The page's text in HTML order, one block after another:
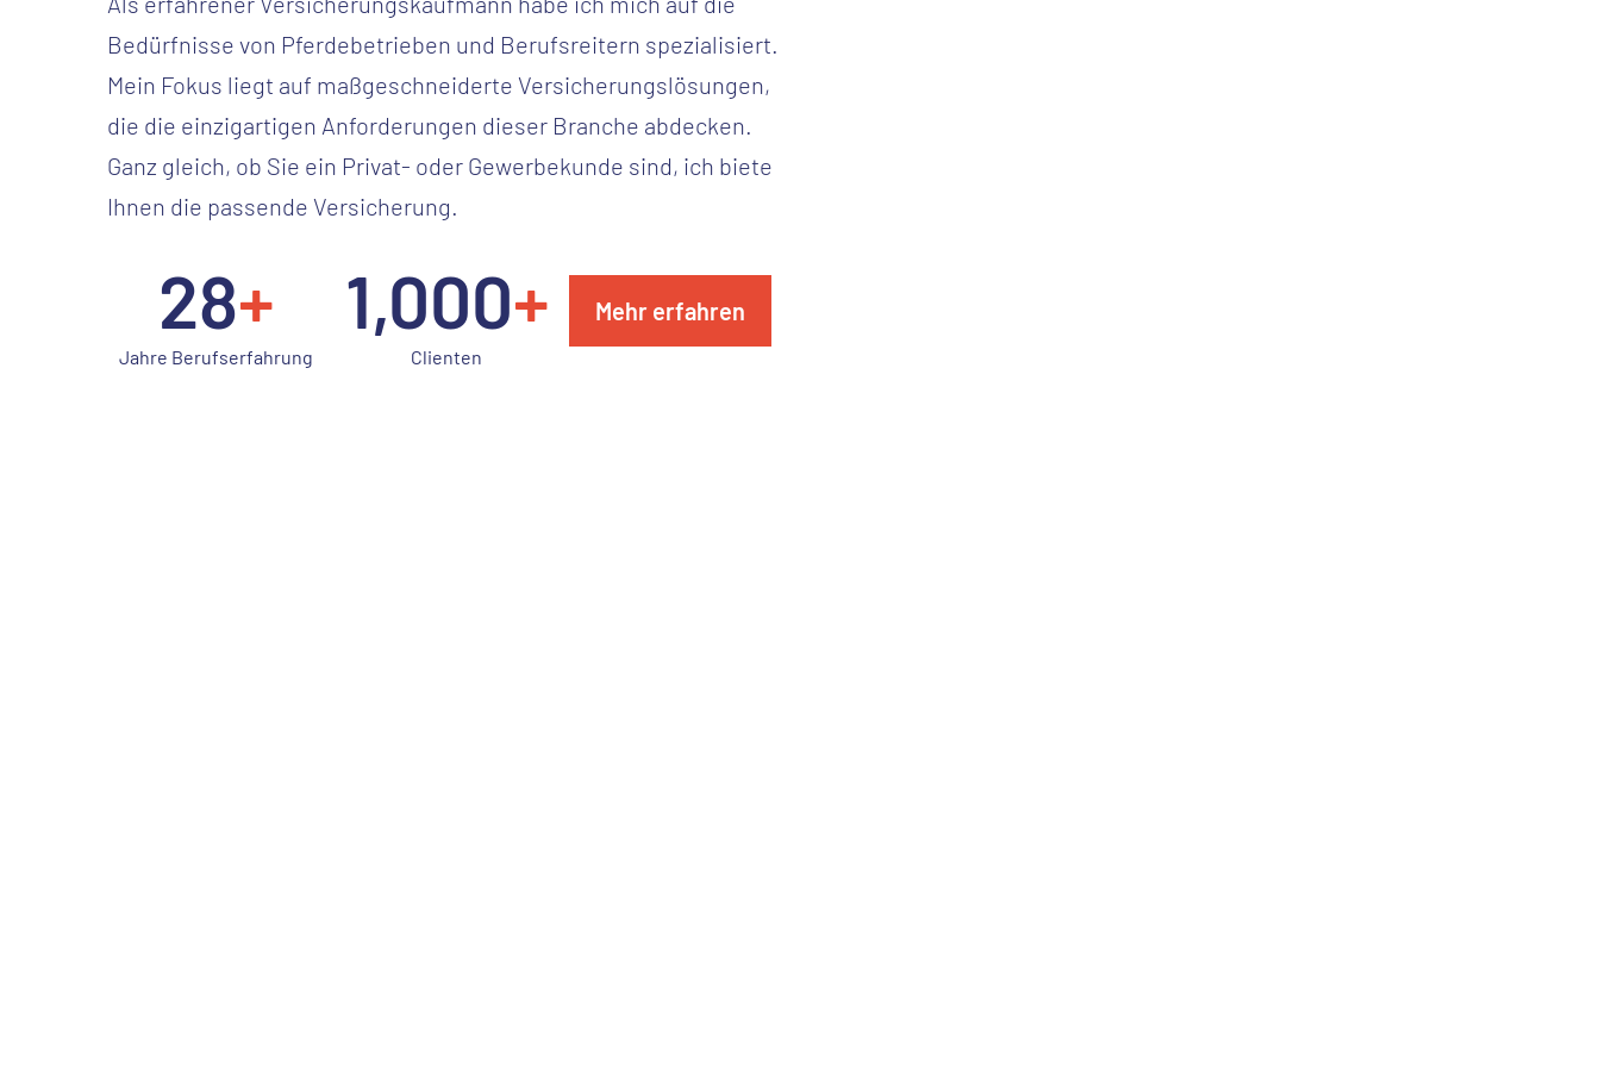
Bedürfnisse von Pferdebetrieben und Berufsreitern spezialisiert.
Mein Fokus liegt auf maßgeschneiderte Versicherungslösungen,
die die einzigartigen Anforderungen dieser Branche abdecken.
Ganz gleich, ob Sie ein Privat- oder Gewerbekunde sind, ich biete
Ihnen die passende Versicherung.
28+
Jahre Berufserfahrung
1,000+
Clienten
Mehr erfahren